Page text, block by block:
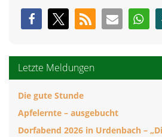
Letzte Meldungen
Die gute Stunde
Apfelernte – ausgebucht
Dorfabend 2026 in Urdenbach –